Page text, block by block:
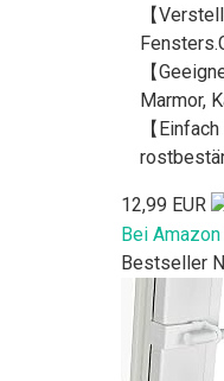
【
【
Marmor,
【
12,99 EUR
Bei
Bestseller